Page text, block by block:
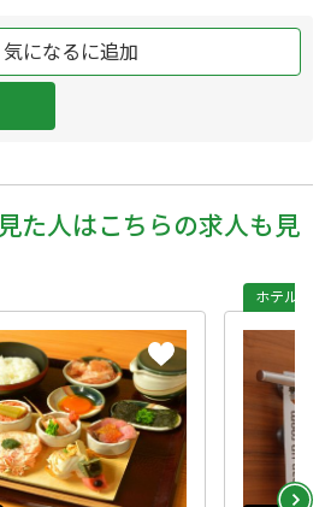
気になるに追加
見た人はこちらの求人も 見
ホテル